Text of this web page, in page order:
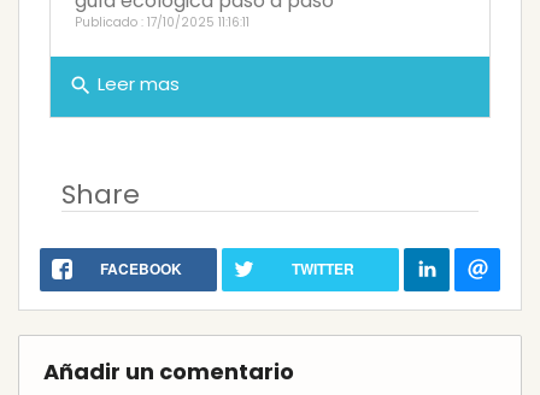
Publicado : 17/10/2025 11:16:11
search Leer mas
Share
FACEBOOK TWITTER
Añadir un comentario